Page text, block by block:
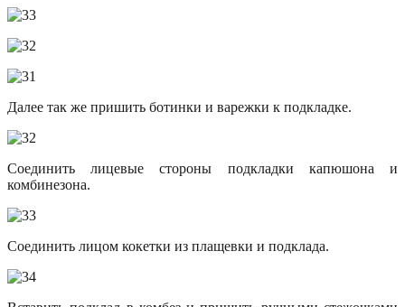
Далее так же пришить ботинки и варежки к подкладке.
Соединить лицевые стороны подкладки капюшона и
комбинезона.
Соединить лицом кокетки из плащевки и подклада.